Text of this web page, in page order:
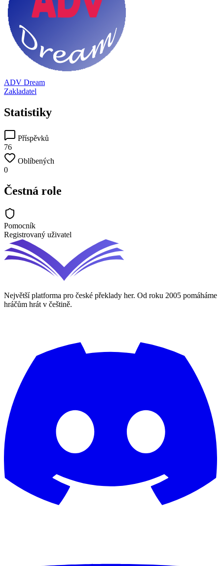
ADV Dream
Zakladatel
Statistiky
Příspěvků
76
Oblíbených
0
Čestná role
Pomocník
Registrovaný uživatel
Největší platforma pro české překlady her. Od roku 2005 pomáháme
hráčům hrát v češtině.